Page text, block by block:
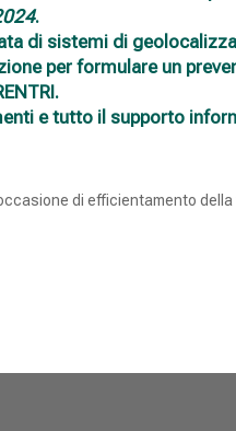
.
di sistemi di
per formulare un
e tutto il supporto
di efficientamento